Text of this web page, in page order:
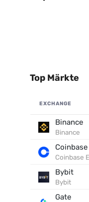
Top Märkte
EXCHANGE
Binance
Binance
Coinbase
Bybit
Bybit
Gate